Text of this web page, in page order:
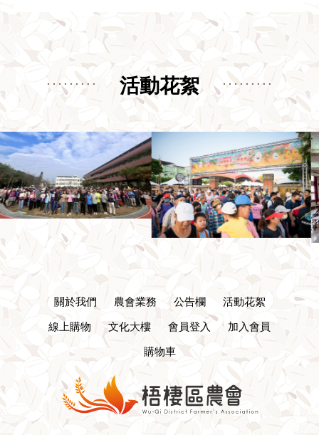
活動花絮
關於我們 農會業務 公告欄 活動花絮
線上購物 文化大樓 會員登入 加入會員
購物車